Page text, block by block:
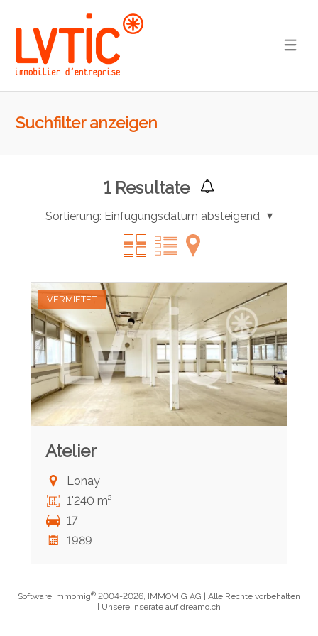
Suchfilter anzeigen
1Resultate
Sortierung: Einfügungsdatum absteigend
VERMIETET
Atelier
Lonay
1'240 m²
17
1989
Software Immomig® 2004-2026, IMMOMIG AG | Alle Rechte vorbehalten
| Unsere Inserate auf dreamo.ch